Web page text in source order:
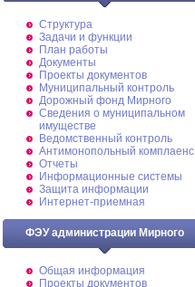
Структура
Задачи и функции
План работы
Документы
Проекты документов
Муниципальный контроль
Дорожный фонд Мирного
Cведения о муниципальном
имуществе
Ведомственный контроль
Антимонопольный комплаенс
Отчеты
Информационные системы
Защита информации
Интернет-приемная
ФЭУ администрации Мирного
Общая информация
Проекты документов